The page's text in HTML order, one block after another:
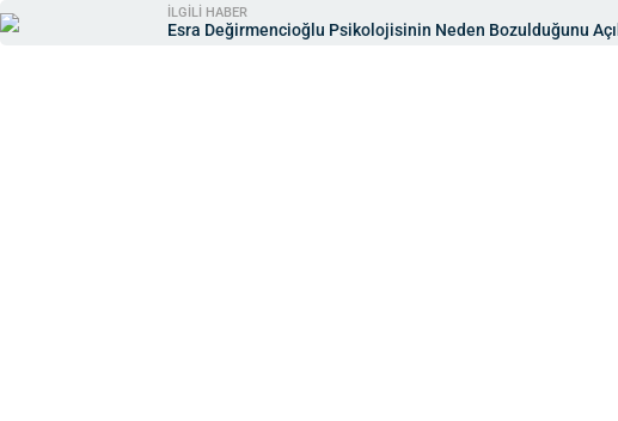
İLGİLİ HABER
Esra Değirmencioğlu Psikolojisinin Neden Bozulduğunu